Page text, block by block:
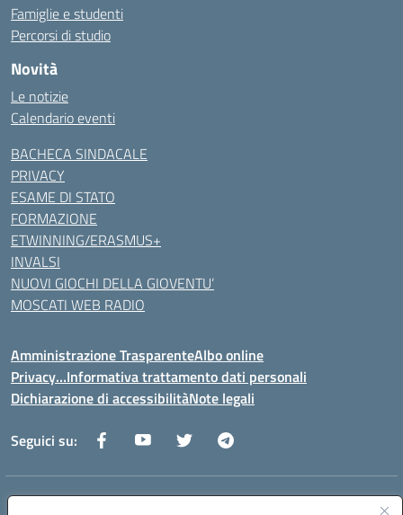
Famiglie e studenti
Percorsi di studio
Novità
Le notizie
Calendario eventi
BACHECA SINDACALE
PRIVACY
ESAME DI STATO
FORMAZIONE
ETWINNING/ERASMUS+
INVALSI
NUOVI GIOCHI DELLA GIOVENTU’
MOSCATI WEB RADIO
Amministrazione TrasparenteAlbo online
Privacy…Informativa trattamento dati personali
Dichiarazione di accessibilitàNote legali
Seguici su:
Indirizzo: